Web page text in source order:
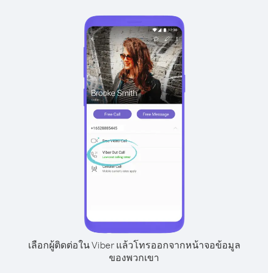
เลือกผู้ติดต่อใน Viber แล้วโทรออกจากหน้าจอข้อมูล
ของพวกเขา